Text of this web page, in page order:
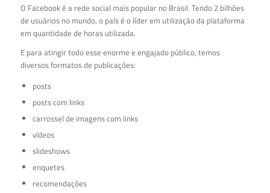
O Facebook é a rede social mais popular no Brasil. Tendo 2 bilhões
de usuários no mundo, o país é o líder em utilização da plataforma
em quantidade de horas utilizada.
E para atingir todo esse enorme e engajado público, temos
diversos formatos de publicações:
posts
posts com links
carrossel de imagens com links
vídeos
slideshows
enquetes
recomendações